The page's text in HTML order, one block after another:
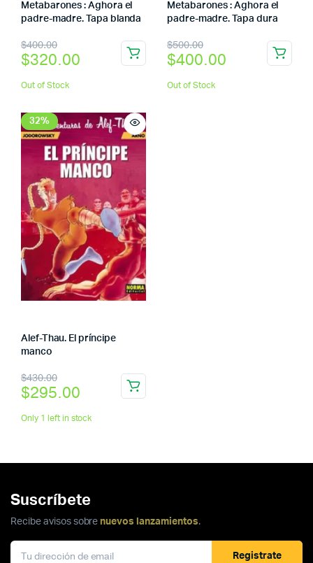
Metabarones : Aghora el
padre-madre. Tapa blanda
$400.00
El
precio
original
era:
$400.00.
$320.00
El
precio
actual
es:
$320.00.
Out of Stock
Metabarones : Aghora el
padre-madre. Tapa dura
$500.00
El
precio
original
$400.00
El
precio
actual
Out of Stock
32%
Alef-Thau. El príncipe
manco
$430.00
El
precio
original
$430.00.
$295.00
El
precio
actual
$295.00.
Only 1 left in stock
Suscríbete
Recibe avisos sobre nuevos lanzamientos.
Registrate